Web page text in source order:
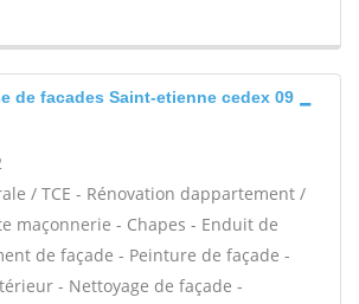
de facades Saint-etienne cedex 09
/ TCE - Rénovation dappartement /
maçonnerie - Chapes - Enduit de
de façade - Peinture de façade -
- Nettoyage de façade -